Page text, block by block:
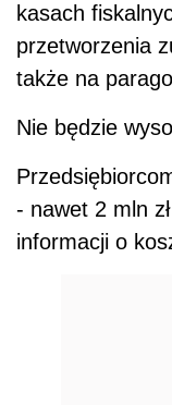
kasach
przetworzenia
także na
Nie będzie
- nawet 2 mln
informacji o